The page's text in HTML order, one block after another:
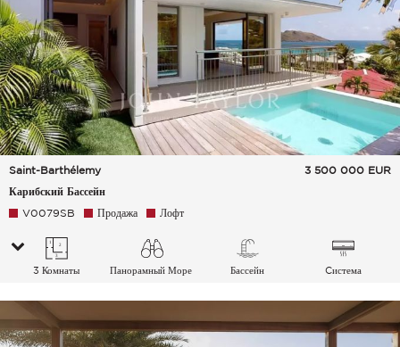
Saint-Barthélemy
Карибский Бассейн
3 500 000 EUR
V0079SB Продажа Лофт
3 Комнаты Панорамный Море Бассейн
Cистема
воздуха